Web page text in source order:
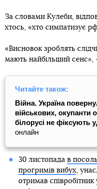
За словами Кулеби,
хтось, «хто симпатизує
«Висновок зроблять
мають найбільший сенс»,
Читайте також:
Війна. Україна
військових, окупанти
білорусі не фіксують
онлайн
30 листопада в
прогримів вибух,
отримав